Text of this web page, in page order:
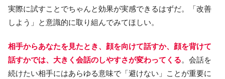
実際に試すことでちゃんと効果が実感できるはずだ。「改善
しよう」と意識的に取り組んでみてほしい。
相手からあなたを見たとき、顔を向けて話すか、顔を背けて
話すかでは、大きく会話のしやすさが変わってくる。会話を
続けたい相手にはあらゆる意味で「避けない」ことが重要に